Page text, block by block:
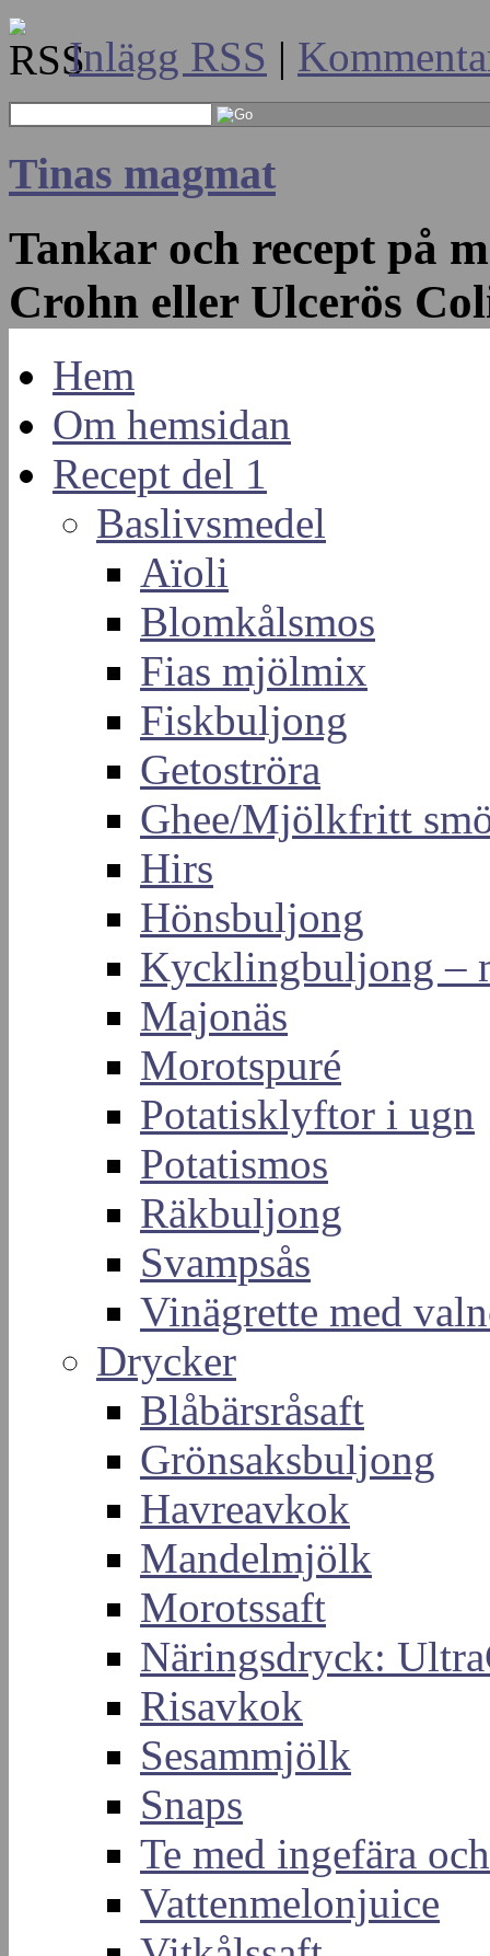
Inlägg RSS |
Tinas magmat
Tankar och recept på
Crohn eller Ulcerös
Hem
Om hemsidan
Recept del 1
Baslivsmedel
Aïoli
Blomkålsmos
Fias mjölmix
Fiskbuljong
Getoströra
Ghee/Mjölkfritt
Hirs
Hönsbuljong
Kycklingbuljong –
Majonäs
Morotspuré
Potatisklyftor i ugn
Potatismos
Räkbuljong
Svampsås
Vinägrette med
Drycker
Blåbärsråsaft
Grönsaksbuljong
Havreavkok
Mandelmjölk
Morotssaft
Näringsdryck:
Risavkok
Sesammjölk
Snaps
Te med ingefära
Vattenmelonjuice